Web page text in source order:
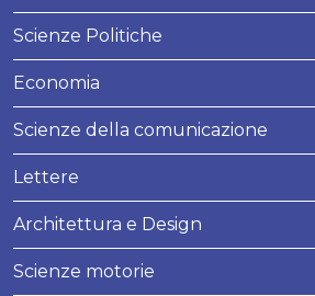
Scienze Politiche
Economia
Scienze della comunicazione
Lettere
Architettura e Design
Scienze motorie